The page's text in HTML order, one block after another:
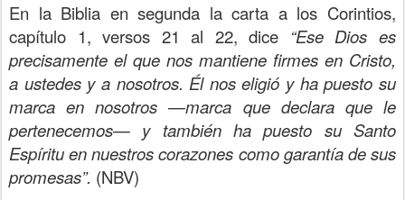
En la Biblia en segunda la carta a los Corintios,
capítulo 1, versos 21 al 22, dice “Ese Dios es
precisamente el que nos mantiene firmes en Cristo,
a ustedes y a nosotros. Él nos eligió y ha puesto su
marca en nosotros —marca que declara que le
pertenecemos— y también ha puesto su Santo
Espíritu en nuestros corazones como garantía de sus
promesas”. (NBV)